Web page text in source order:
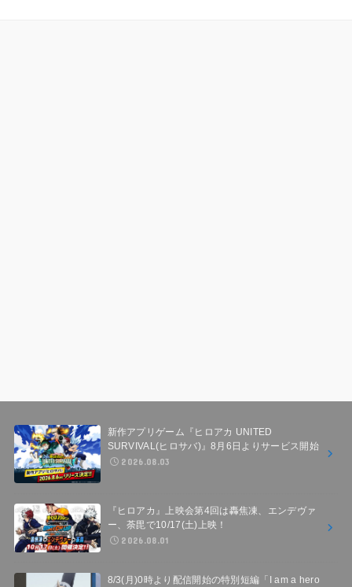
新作アプリゲーム『ヒロアカ UNITED
SURVIVAL(ヒロサバ)』8月6日よりサービス開始
2026.08.03
『ヒロアカ』上映会第4回は轟焦凍、エンデヴァ
ー、荼毘で10/17(土)上映！
2026.08.01
8/3(月)0時より配信開始の特別短編「I am a hero